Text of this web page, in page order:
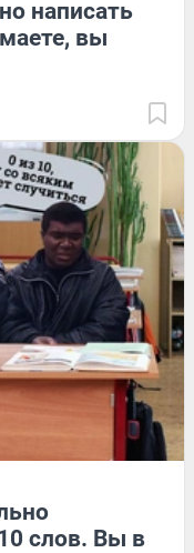
написать
вы
слов. Вы в